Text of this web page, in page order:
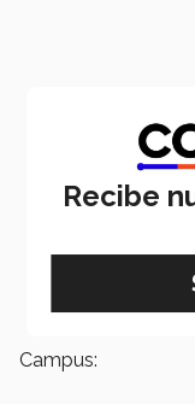
Campus:
Recibe